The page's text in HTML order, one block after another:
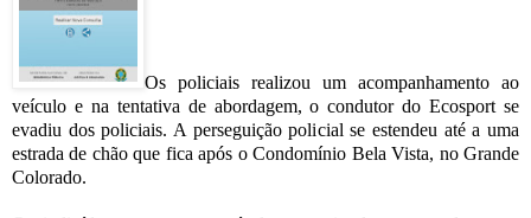
Os policiais realizou um acompanhamento ao
veículo e na tentativa de abordagem, o condutor do Ecosport se
evadiu dos policiais. A perseguição policial se estendeu até a uma
estrada de chão que fica após o Condomínio Bela Vista, no Grande
Colorado.